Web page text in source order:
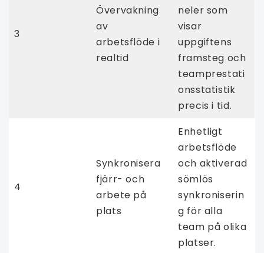
3
Övervakning
av
arbetsflöde i
realtid
neler som
visar
uppgiftens
framsteg och
teamprestati
onsstatistik
precis i tid.
4
Synkronisera
fjärr- och
arbete på
plats
Enhetligt
arbetsflöde
och aktiverad
sömlös
synkroniserin
g för alla
team på olika
platser.